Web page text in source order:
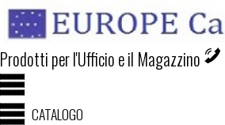
Prodotti per l'Ufficio e il Magazzino
CATALOGO